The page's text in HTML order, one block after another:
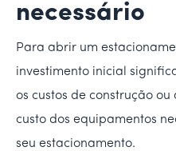
necessário
Para abrir um
investimento inicial
os custos de construção
custo dos equipamentos
seu estacionamento.